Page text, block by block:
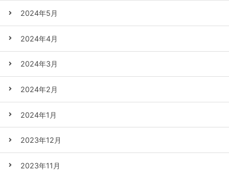
2024年5月
2024年4月
2024年3月
2024年2月
2024年1月
2023年12月
2023年11月